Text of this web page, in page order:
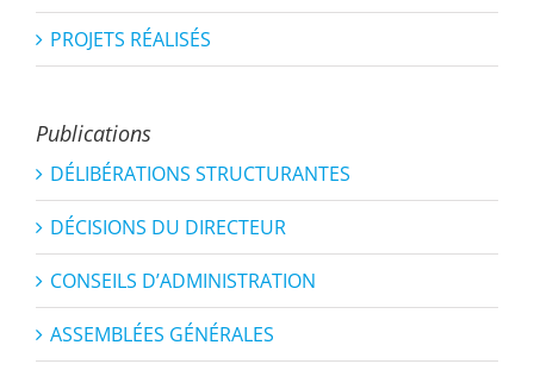
PROJETS RÉALISÉS
Publications
DÉLIBÉRATIONS STRUCTURANTES
DÉCISIONS DU DIRECTEUR
CONSEILS D’ADMINISTRATION
ASSEMBLÉES GÉNÉRALES